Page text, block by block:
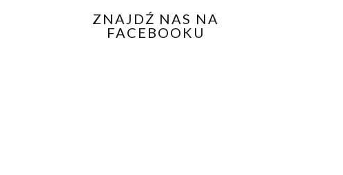
ZNAJDŹ NAS NA
FACEBOOKU